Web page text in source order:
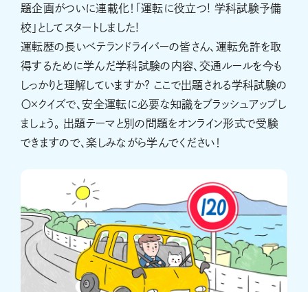
題企画がついに連載化！「運転に役立つ! 学科試験予備
校」としてスタートしました!
運転歴の長いベテランドライバーの皆さん、運転免許を取
得するために学んだ学科試験の内容、交通ルールを今も
しっかりと理解していますか? ここで出題される学科試験の
〇×クイズで、安全運転に必要な知識をブラッシュアップし
ましょう。 出題テーマと別の問題をオンライン形式で受験
できますので、楽しみながら学んでください！